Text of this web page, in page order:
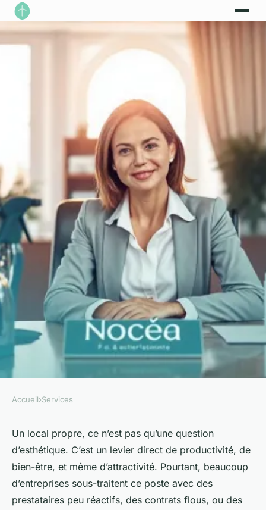
Top 5 raisons de choisir Nocéa
propreté pour vos services en
2026
Nicet•12/03/2026 11:22•10 min de lecture
Accueil›Services
Un local propre, ce n’est pas qu’une question
d’esthétique. C’est un levier direct de productivité, de
bien-être, et même d’attractivité. Pourtant, beaucoup
d’entreprises sous-traitent ce poste avec des
prestataires peu réactifs, des contrats flous, ou des